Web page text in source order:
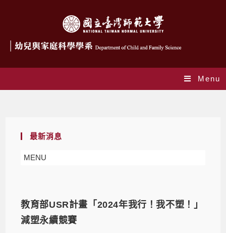
Menu
最新消息
MENU
教育部USR計畫「2024年我行！我不塑！」
減塑永續競賽